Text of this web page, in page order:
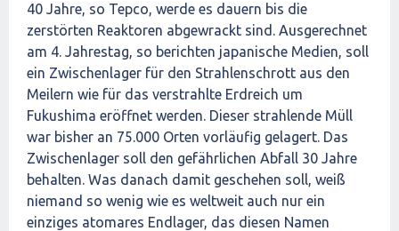
40 Jahre, so Tepco, werde es dauern bis die
zerstörten Reaktoren abgewrackt sind. Ausgerechnet
am 4. Jahrestag, so berichten japanische Medien, soll
ein Zwischenlager für den Strahlenschrott aus den
Meilern wie für das verstrahlte Erdreich um
Fukushima eröffnet werden. Dieser strahlende Müll
war bisher an 75.000 Orten vorläufig gelagert. Das
Zwischenlager soll den gefährlichen Abfall 30 Jahre
behalten. Was danach damit geschehen soll, weiß
niemand so wenig wie es weltweit auch nur ein
einziges atomares Endlager, das diesen Namen